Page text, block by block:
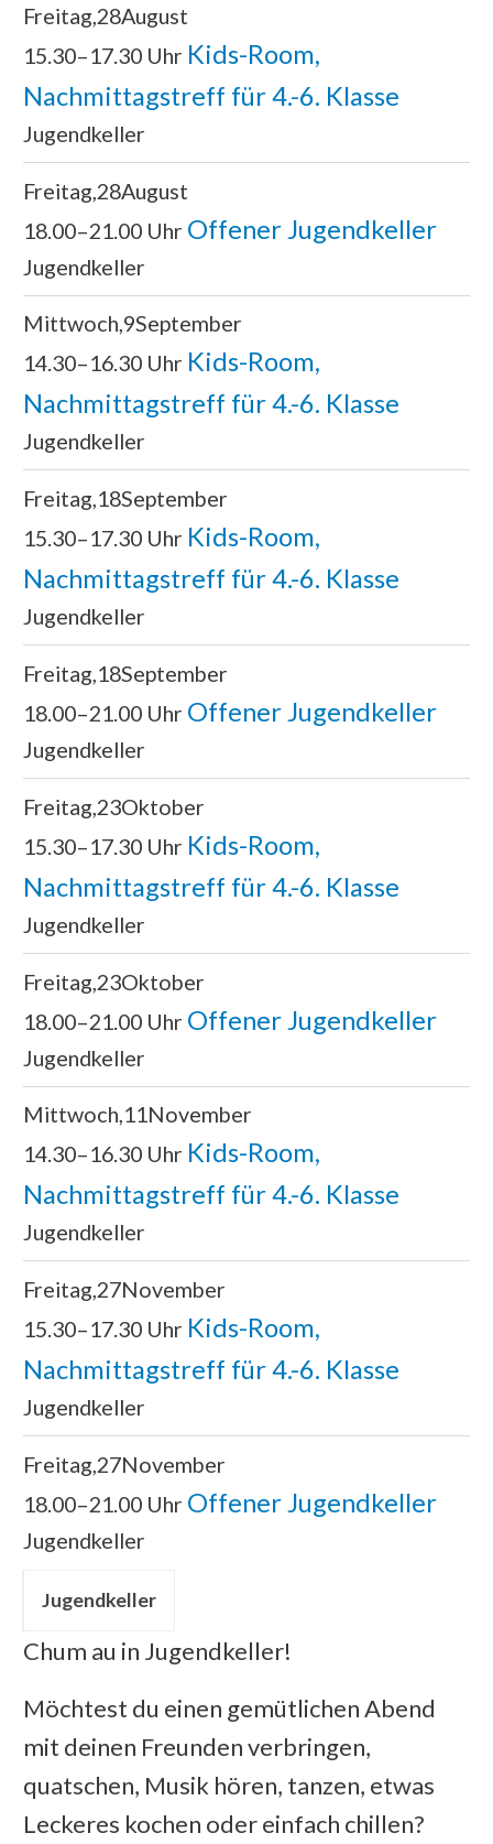
Freitag 28August
15.30–17.30 Uhr Kids-Room,
Nachmittagstreff für 4.-6. Klasse
Jugendkeller
Freitag 28August
18.00–21.00 Uhr Offener Jugendkeller
Jugendkeller
Mittwoch 9September
14.30–16.30 Uhr Kids-Room,
Nachmittagstreff für 4.-6. Klasse
Jugendkeller
Freitag 18September
15.30–17.30 Uhr Kids-Room,
Nachmittagstreff für 4.-6. Klasse
Jugendkeller
Freitag 18September
18.00–21.00 Uhr Offener Jugendkeller
Jugendkeller
Freitag 23Oktober
15.30–17.30 Uhr Kids-Room,
Nachmittagstreff für 4.-6. Klasse
Jugendkeller
Freitag 23Oktober
18.00–21.00 Uhr Offener Jugendkeller
Jugendkeller
Mittwoch 11November
14.30–16.30 Uhr Kids-Room,
Nachmittagstreff für 4.-6. Klasse
Jugendkeller
Freitag 27November
15.30–17.30 Uhr Kids-Room,
Nachmittagstreff für 4.-6. Klasse
Jugendkeller
Freitag 27November
18.00–21.00 Uhr Offener Jugendkeller
Jugendkeller
Jugendkeller
Chum au in Jugendkeller!
Möchtest du einen gemütlichen Abend
mit deinen Freunden verbringen,
quatschen, Musik hören, tanzen, etwas
Leckeres kochen oder einfach chillen?